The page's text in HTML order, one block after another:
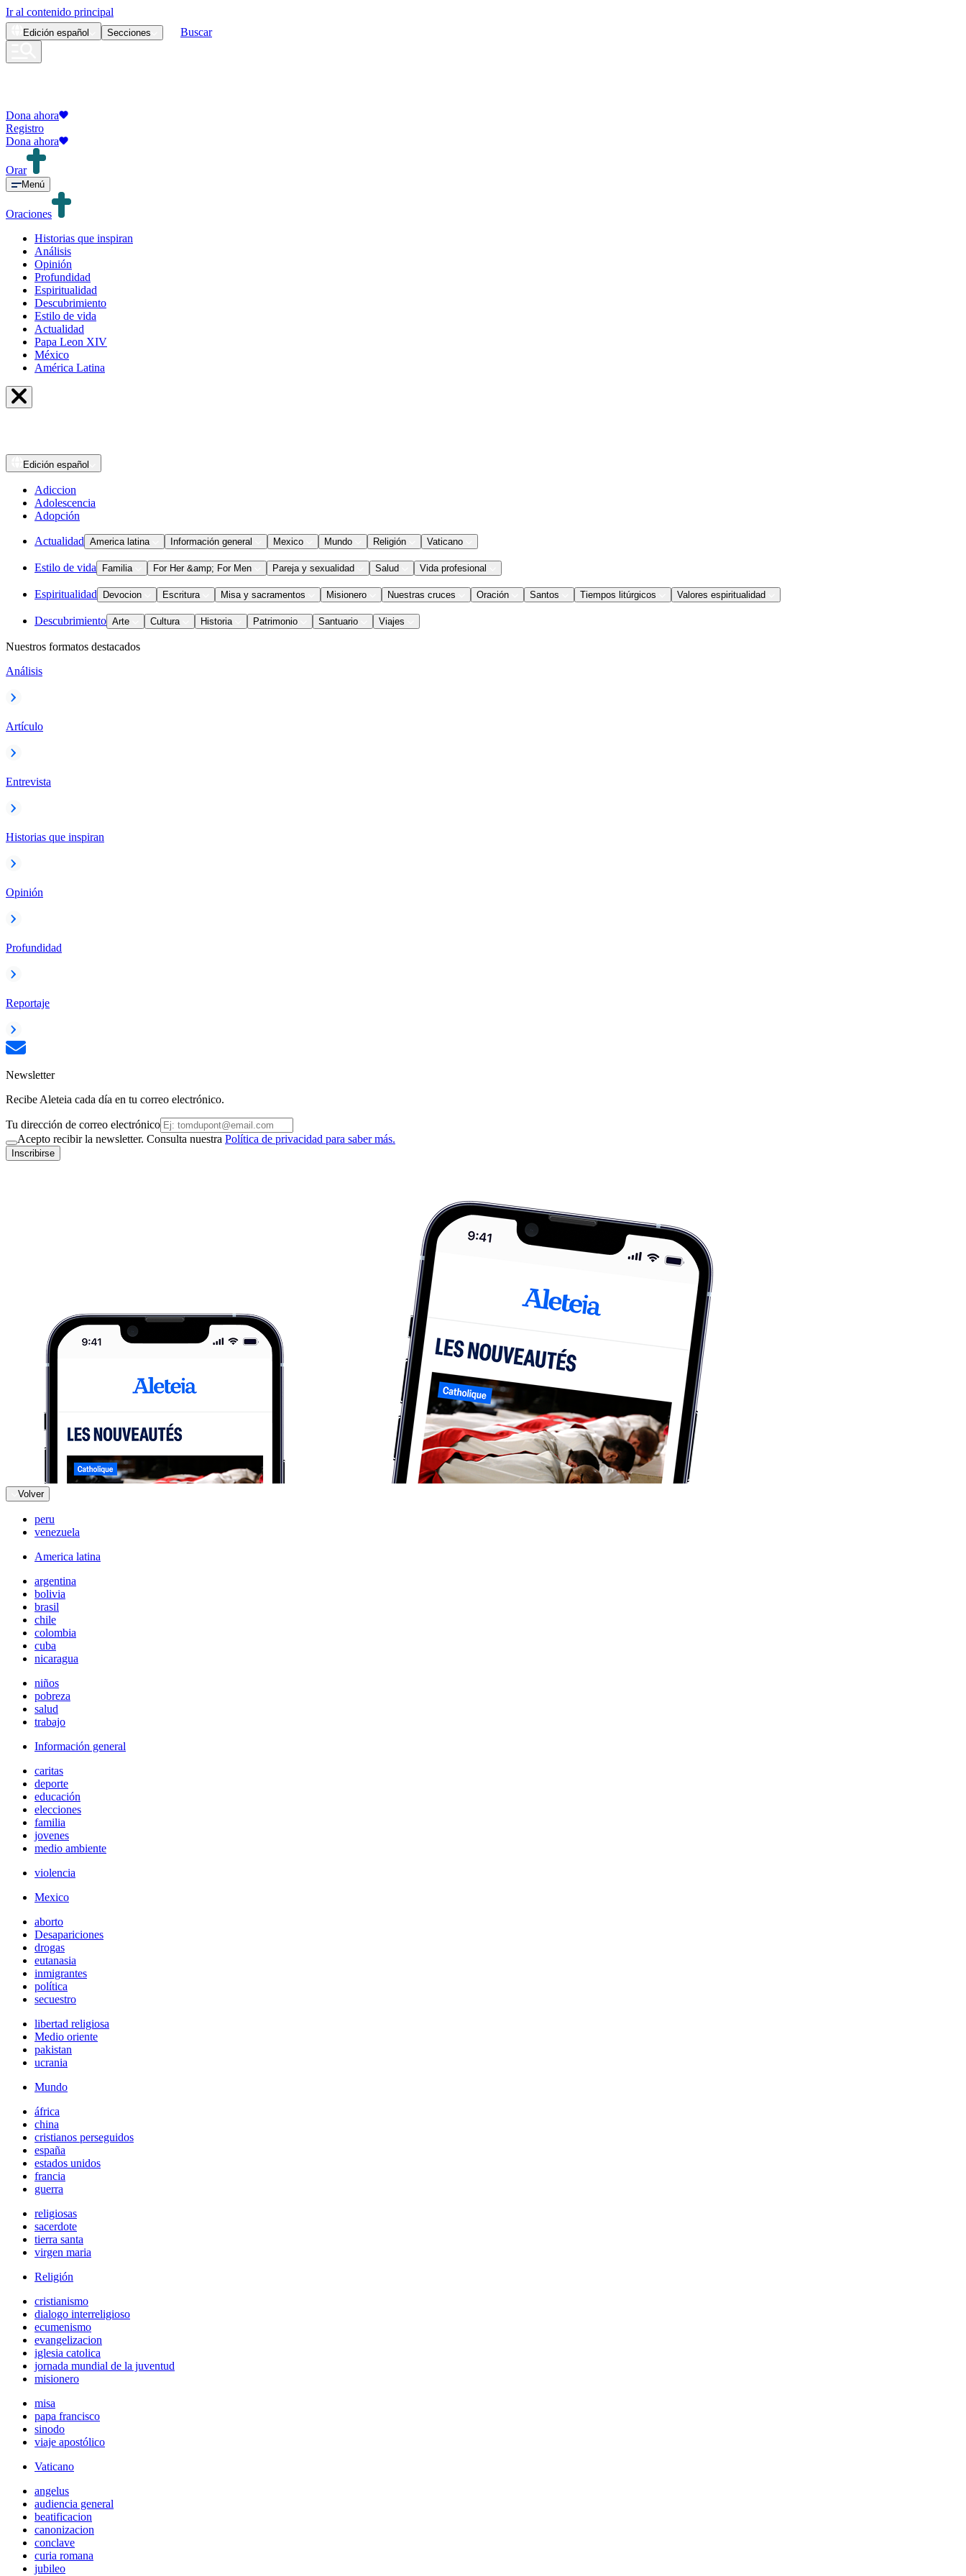
Ir al contenido principal
Edición español Secciones Buscar
Dona ahora
Registro
Dona ahora
Orar
Menú
Oraciones
Historias que inspiran
Análisis
Opinión
Profundidad
Espiritualidad
Descubrimiento
Estilo de vida
Actualidad
Papa Leon XIV
México
América Latina
Edición español
Adiccion
Adolescencia
Adopción
Actualidad America latina Información general Mexico Mundo Religión Vaticano
Estilo de vida Familia For Her &amp; For Men Pareja y sexualidad Salud Vida profesional
Espiritualidad Devocion Escritura Misa y sacramentos Misionero Nuestras cruces Oración Santos Tiempos litúrgicos Valores espiritualidad
Descubrimiento Arte Cultura Historia Patrimonio Santuario Viajes
Nuestros formatos destacados
Análisis
Artículo
Entrevista
Historias que inspiran
Opinión
Profundidad
Reportaje
Newsletter
Recibe Aleteia cada día en tu correo electrónico.
Tu dirección de correo electrónico
Acepto recibir la newsletter. Consulta nuestra Política de privacidad para saber más.
Inscribirse
Volver
peru
venezuela
America latina
argentina
bolivia
brasil
chile
colombia
cuba
nicaragua
niños
pobreza
salud
trabajo
Información general
caritas
deporte
educación
elecciones
familia
jovenes
medio ambiente
violencia
Mexico
aborto
Desapariciones
drogas
eutanasia
inmigrantes
política
secuestro
libertad religiosa
Medio oriente
pakistan
ucrania
Mundo
áfrica
china
cristianos perseguidos
españa
estados unidos
francia
guerra
religiosas
sacerdote
tierra santa
virgen maria
Religión
cristianismo
dialogo interreligioso
ecumenismo
evangelizacion
iglesia catolica
jornada mundial de la juventud
misionero
misa
papa francisco
sinodo
viaje apostólico
Vaticano
angelus
audiencia general
beatificacion
canonizacion
conclave
curia romana
jubileo